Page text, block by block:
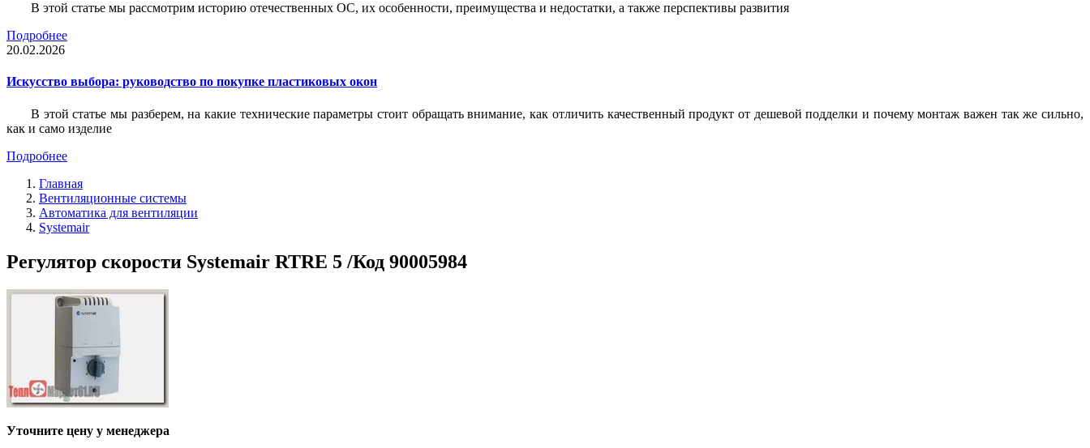
В этой статье мы рассмотрим историю отечественных ОС, их особенности, преимущества и недостатки, а также перспективы развития
Подробнее
20.02.2026
Искусство выбора: руководство по покупке пластиковых окон
В этой статье мы разберем, на какие технические параметры стоит обращать внимание, как отличить качественный продукт от дешевой подделки и почему монтаж важен так же сильно,
как и само изделие
Подробнее
Главная
Вентиляционные системы
Автоматика для вентиляции
Systemair
Регулятор скорости Systemair RTRE 5 /Код 90005984
Уточните цену у менеджера